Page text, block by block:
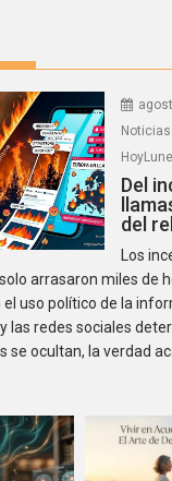
Del
del
Los
arrasaron miles de
uso político de la
las redes sociales
se ocultan, la verdad